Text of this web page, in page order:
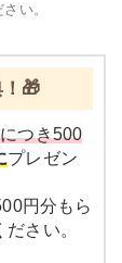
い。
🎁
つき500
プレゼン
円分もら
さい。